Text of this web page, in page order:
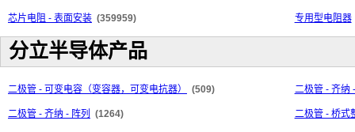
芯片电阻 - 表面安装 (359959) 专用型电阻器
分立半导体产品
二极管 - 可变电容（变容器，可变电抗器） (509) 二极管 - 齐纳
二极管 - 齐纳 - 阵列 (1264) 二极管 - 桥式